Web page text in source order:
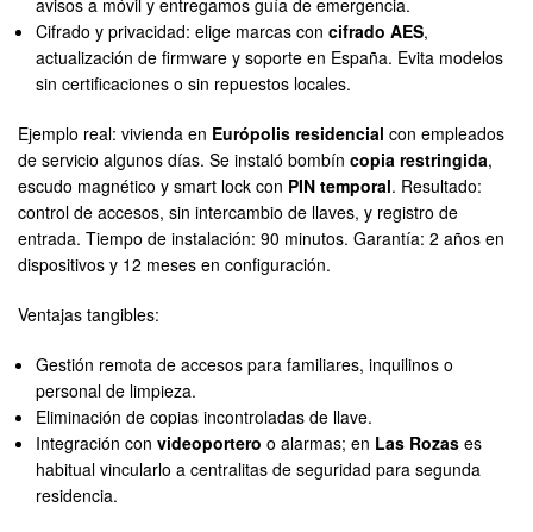
avisos a móvil y entregamos guía de emergencia.
Cifrado y privacidad: elige marcas concifrado AES,
actualización de firmware y soporte en España. Evita modelos
sin certificaciones o sin repuestos locales.
Ejemplo real: vivienda en Európolis residencial con empleados
de servicio algunos días. Se instaló bombín copia restringida,
escudo magnético y smart lock con PIN temporal. Resultado:
control de accesos, sin intercambio de llaves, y registro de
entrada. Tiempo de instalación: 90 minutos. Garantía: 2 años en
dispositivos y 12 meses en configuración.
Ventajas tangibles:
Gestión remota de accesos para familiares, inquilinos o
personal de limpieza.
Eliminación de copias incontroladas de llave.
Integración convideoportero o alarmas; en Las Rozas es
habitual vincularlo a centralitas de seguridad para segunda
residencia.